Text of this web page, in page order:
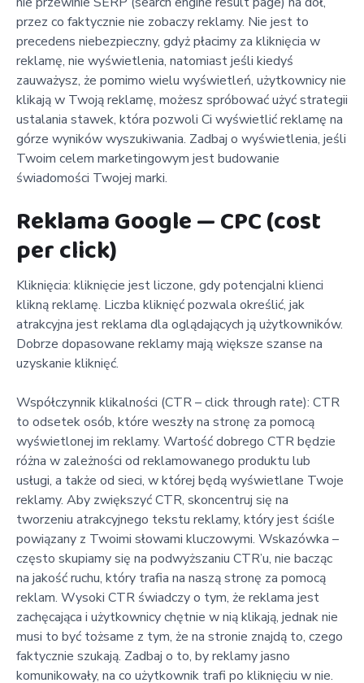
przez co faktycznie nie zobaczy reklamy. Nie jest to
precedens niebezpieczny, gdyż płacimy za kliknięcia w
reklamę, nie wyświetlenia, natomiast jeśli kiedyś
zauważysz, że pomimo wielu wyświetleń, użytkownicy nie
klikają w Twoją reklamę, możesz spróbować użyć strategii
ustalania stawek, która pozwoli Ci wyświetlić reklamę na
górze wyników wyszukiwania. Zadbaj o wyświetlenia, jeśli
Twoim celem marketingowym jest budowanie
świadomości Twojej marki.
Reklama Google — CPC (cost
per click)
Kliknięcia: kliknięcie jest liczone, gdy potencjalni klienci
klikną reklamę. Liczba kliknięć pozwala określić, jak
atrakcyjna jest reklama dla oglądających ją użytkowników.
Dobrze dopasowane reklamy mają większe szanse na
uzyskanie kliknięć.
Współczynnik klikalności (CTR – click through rate): CTR
to odsetek osób, które weszły na stronę za pomocą
wyświetlonej im reklamy. Wartość dobrego CTR będzie
różna w zależności od reklamowanego produktu lub
usługi, a także od sieci, w której będą wyświetlane Twoje
reklamy. Aby zwiększyć CTR, skoncentruj się na
tworzeniu atrakcyjnego tekstu reklamy, który jest ściśle
powiązany z Twoimi słowami kluczowymi. Wskazówka –
często skupiamy się na podwyższaniu CTR’u, nie bacząc
na jakość ruchu, który trafia na naszą stronę za pomocą
reklam. Wysoki CTR świadczy o tym, że reklama jest
zachęcająca i użytkownicy chętnie w nią klikają, jednak nie
musi to być tożsame z tym, że na stronie znajdą to, czego
faktycznie szukają. Zadbaj o to, by reklamy jasno
komunikowały, na co użytkownik trafi po kliknięciu w nie.